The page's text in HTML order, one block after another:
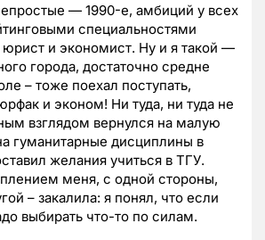
— 1990-е, амбиций у всех
специальностями
юрист и экономист. Ну и я такой —
города, достаточно средне
– тоже поехал поступать,
и эконом! Ни туда, ни туда не
взглядом вернулся на малую
гуманитарные дисциплины в
желания учиться в ТГУ.
меня, с одной стороны,
– закалила: я понял, что если
выбирать что-то по силам.